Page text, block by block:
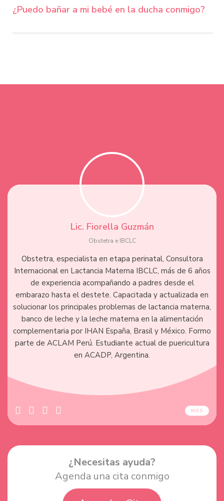
¿Puedo bañar a mi bebé en la ducha conmigo?
Lic. Fiorella Guzmán
Obstetra e IBCLC
Obstetra, especialista en etapa perinatal, Consultora
Internacional en Lactancia Materna IBCLC, más de 6 años
de experiencia acompañando a padres desde el
embarazo hasta el destete. Capacitada y actualizada en
solucionar los principales problemas de lactancia materna,
banco de leche y la leche materna en la alimentación
complementaria por IHAN España, Brasil y México. Formo
parte de ACLAM Perú. Estudiante actual de puericultura
en ACADP, Argentina.
MÁS
¿Necesitas ayuda?
Agenda una cita conmigo